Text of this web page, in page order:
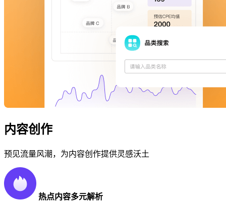
内容创作
预见流量风潮，为内容创作提供灵感沃土
热点内容多元解析